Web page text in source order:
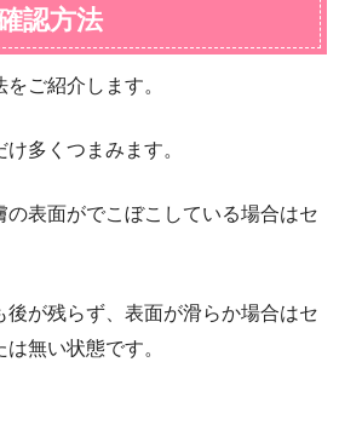
認方法
ご紹介します。
多くつまみます。
の表面がでこぼこしている場合はセ
後が残らず、表面が滑らか場合はセ
無い状態です。